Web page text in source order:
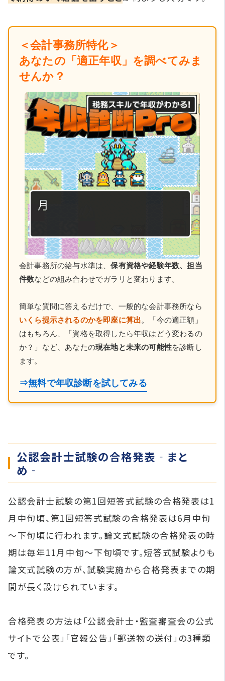
＜会計事務所特化＞
あなたの「適正年収」を調べてみま
せんか？
会計事務所の給与水準は、保有資格や経験年数、担当
件数などの組み合わせでガラリと変わります。
簡単な質問に答えるだけで、一般的な会計事務所なら
いくら提示されるのかを即座に算出。「今の適正額」
はもちろん、「資格を取得したら年収はどう変わるの
か？」など、あなたの現在地と未来の可能性を診断し
ます。
⇒無料で年収診断を試してみる
公認会計士試験の合格発表‐まと
め‐
公認会計士試験の第1回短答式試験の合格発表は1
月中旬頃、第1回短答式試験の合格発表は6月中旬
～下旬頃に行われます。論文式試験の合格発表の時
期は毎年11月中旬～下旬頃です。短答式試験よりも
論文式試験の方が、試験実施から合格発表までの期
間が長く設けられています。
合格発表の方法は「公認会計士・監査審査会の公式
サイトで公表」「官報公告」「郵送物の送付」の3種類
です。